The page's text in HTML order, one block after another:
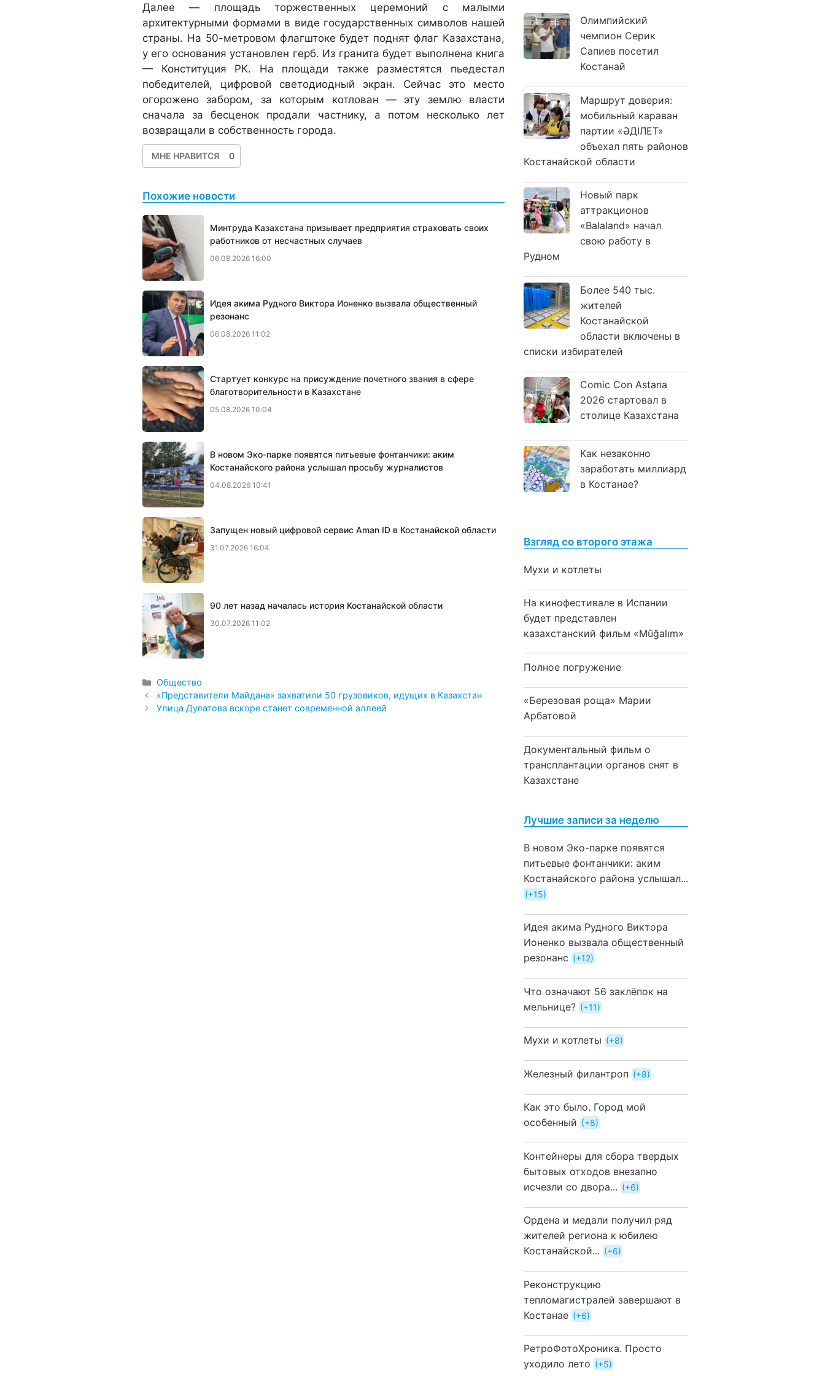
Далее — площадь торжественных церемоний с малыми
архитектурными формами в виде государственных символов нашей
страны. На 50-метровом флагштоке будет поднят флаг Казахстана,
у его основания установлен герб. Из гранита будет выполнена книга
— Конституция РК. На площади также разместятся пьедестал
победителей, цифровой светодиодный экран. Сейчас это место
огорожено забором, за которым котлован — эту землю власти
сначала за бесценок продали частнику, а потом несколько лет
возвращали в собственность города.
МНЕ НРАВИТСЯ 0
Похожие новости
Минтруда Казахстана призывает предприятия страховать своих
работников от несчастных случаев
06.08.2026 16:00
Идея акима Рудного Виктора Ионенко вызвала общественный
резонанс
06.08.2026 11:02
Стартует конкурс на присуждение почетного звания в сфере
благотворительности в Казахстане
05.08.2026 10:04
В новом Эко-парке появятся питьевые фонтанчики: аким
Костанайского района услышал просьбу журналистов
04.08.2026 10:41
Запущен новый цифровой сервис Aman ID в Костанайской области
31.07.2026 16:04
90 лет назад началась история Костанайской области
30.07.2026 11:02
Рубрики
Общество
«Представители Майдана» захватили 50 грузовиков, идущих в Казахстан
Улица Дулатова вскоре станет современной аллеей
Олимпийский
чемпион Серик
Сапиев посетил
Костанай
Маршрут доверия:
мобильный караван
партии «ӘДІЛЕТ»
объехал пять районов
Костанайской области
Новый парк
аттракционов
«Balaland» начал
свою работу в
Рудном
Более 540 тыс.
жителей
Костанайской
области включены в
списки избирателей
Comic Con Astana
2026 стартовал в
столице Казахстана
Как незаконно
заработать миллиард
в Костанае?
Взгляд со второго этажа
Мухи и котлеты
На кинофестивале в Испании
будет представлен
казахстанский фильм «Mūğalım»
Полное погружение
«Березовая роща» Марии
Арбатовой
Документальный фильм о
трансплантации органов снят в
Казахстане
Лучшие записи за неделю
В новом Эко-парке появятся
питьевые фонтанчики: аким
Костанайского района услышал...
+15
Идея акима Рудного Виктора
Ионенко вызвала общественный
резонанс
+12
Что означают 56 заклёпок на
мельнице?
+11
Мухи и котлеты +8
Железный филантроп +8
Как это было. Город мой
особенный
+8
Контейнеры для сбора твердых
бытовых отходов внезапно
исчезли со двора...
+6
Ордена и медали получил ряд
жителей региона к юбилею
Костанайской...
+6
Реконструкцию
тепломагистралей завершают в
Костанае
+6
РетроФотоХроника. Просто
уходило лето
+5